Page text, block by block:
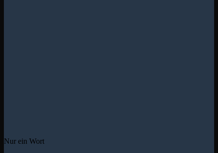
Nur ein Wort